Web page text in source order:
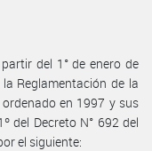
del 1° de enero de
Reglamentación de la
en 1997 y sus
del Decreto N° 692 del
el siguiente: